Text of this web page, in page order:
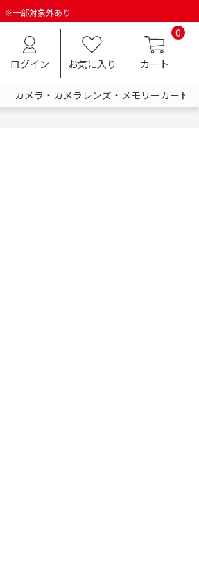
※一部対象外あり
ログイン お気に入り
0
カート
カメラ・カメラレンズ・メモリーカード